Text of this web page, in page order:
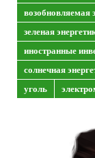
возобновляемая
зеленая
иностранные
солнечная
уголь